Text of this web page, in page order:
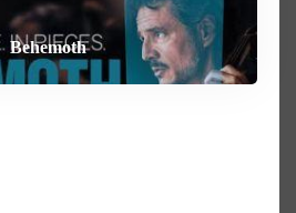
of the Beast
Behemoth
To Rob A Bank
Any Means